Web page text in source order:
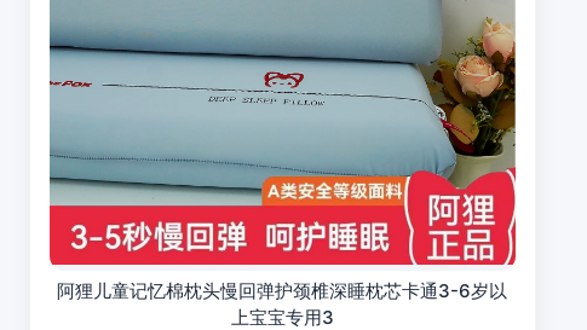
阿狸儿童记忆棉枕头慢回弹护颈椎深睡枕芯卡通3-6岁以
上宝宝专用3